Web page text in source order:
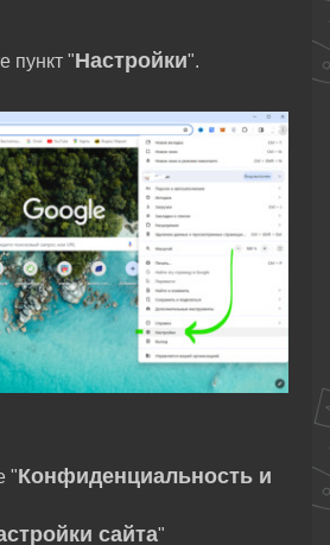
пункт "Настройки".
"Конфиденциальность и
сайта"